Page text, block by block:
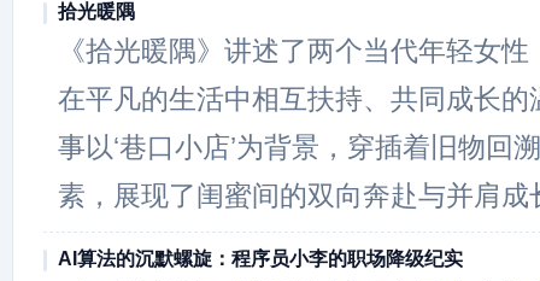
拾光暖隅
《拾光暖隅》讲述了两个当代年轻女
在平凡的生活中相互扶持、共同成长的
事以‘巷口小店’为背景，穿插着旧物回
素，展现了闺蜜间的双向奔赴与并肩成
AI算法的沉默螺旋：程序员小李的职场降级纪实